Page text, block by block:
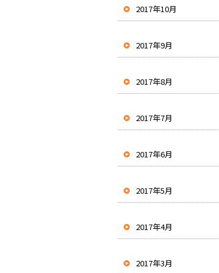
2017年10月
2017年9月
2017年8月
2017年7月
2017年6月
2017年5月
2017年4月
2017年3月